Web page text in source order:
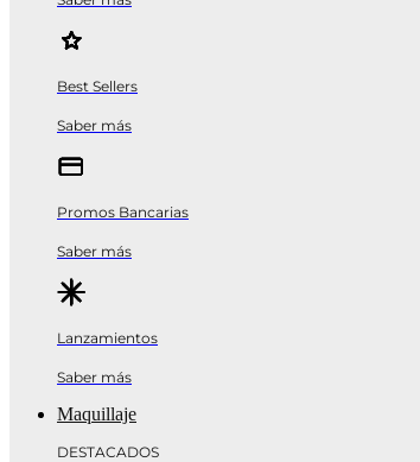
Best Sellers
Saber más
Promos Bancarias
Saber más
Lanzamientos
Saber más
Maquillaje
DESTACADOS